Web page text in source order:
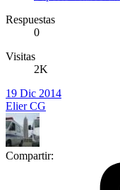
Respuestas
0
Visitas
2K
19 Dic 2014
Elier CG
Compartir: